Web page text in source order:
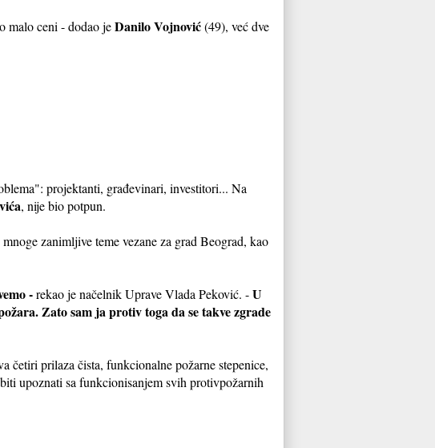
malo ceni - dodao jeDanilo Vojnović(49), već dve
projektanti, građevinari, investitori... Na
, nije bio potpun.
zanimljive teme vezane za grad Beograd, kao
-rekao je načelnik Uprave Vlada Peković. -U
Zato sam ja protiv toga da se takve zgrade
četiri prilaza čista, funkcionalne požarne stepenice,
upoznati sa funkcionisanjem svih protivpožarnih